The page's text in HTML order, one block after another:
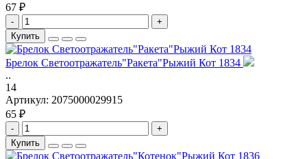
67 ₽
-
+
Купить
Брелок Светоотражатель"Ракета"Рыжий Кот 1834
..
14
Артикул: 2075000029915
65 ₽
-
+
Купить